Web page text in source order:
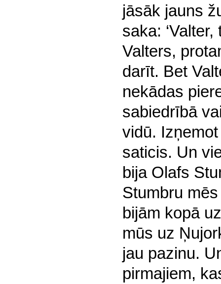
jāsāk jauns
saka: ‘Valter,
Valters,
darīt. Bet
nekādas
sabiedrībā
vidū.
saticis. Un
bija Olafs
Stumbru
bijām kopā
mūs uz
jau pazinu.
pirmajiem,